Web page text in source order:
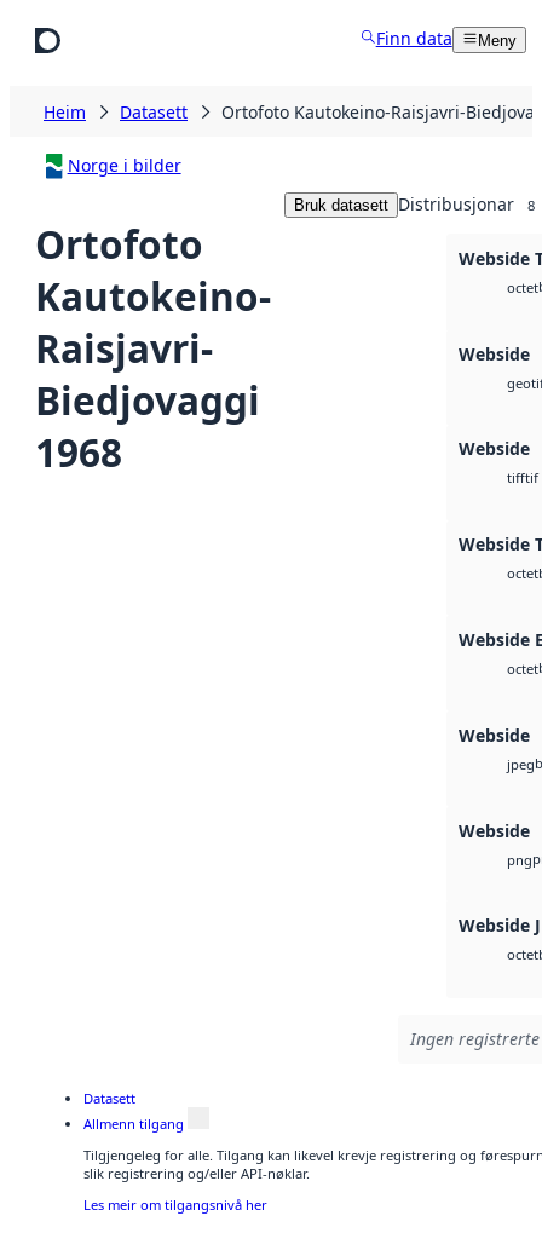
Finn data Meny
Heim Datasett Ortofoto Kautokeino-Raisjavri-
Norge i bilder
Ortofoto
Kautokeino-
Raisjavri-
Biedjovaggi
1968
Bruk datasett Distribusjonar 8
Webside
octet
Webside
Webside
tifftif
Webside
octet
Webside
octet
Webside
jpeg
Webside
png
Webside
octet
Ingen
Datasett
Allmenn tilgang
Tilgjengeleg for alle. Tilgang kan likevel krevje registrering og
slik registrering og/eller API-nøklar.
Les meir om tilgangsnivå her